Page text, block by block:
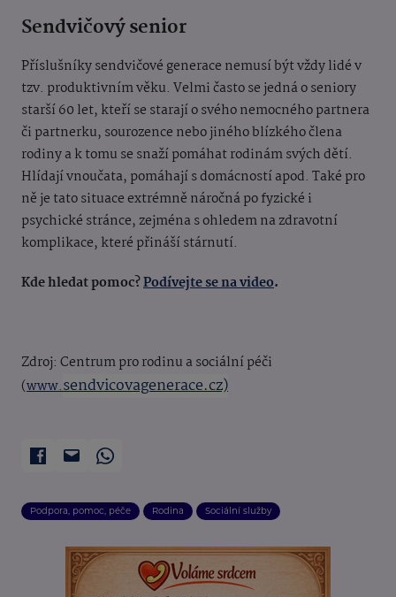
Sendvičový senior
Příslušníky sendvičové generace nemusí být vždy lidé v
tzv. produktivním věku. Velmi často se jedná o seniory
starší 60 let, kteří se starají o svého nemocného partnera
či partnerku, sourozence nebo jiného blízkého člena
rodiny a k tomu se snaží pomáhat rodinám svých dětí.
Hlídají vnoučata, pomáhají s domácností apod. Také pro
ně je tato situace extrémně náročná po fyzické i
psychické stránce, zejména s ohledem na zdravotní
komplikace, které přináší stárnutí.
Kde hledat pomoc?Podívejte se na video.
Zdroj: Centrum pro rodinu a sociální péči
(www.sendvicovagenerace.cz)
Podpora, pomoc, péče Rodina Sociální služby